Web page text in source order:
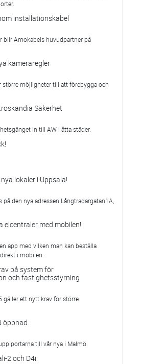
installationskabel
blir Amokabels huvudpartner på
kameraregler
större möjligheter till att förebygga och
Säkerhet
in till AW i åtta städer.
lokaler i Uppsala!
den nya adressen Långtradargatan1A,
elcentraler med mobilen!
app med vilken man kan beställa
i mobilen.
på system för
och fastighetsstyrning
gäller ett nytt krav för större
öppnad
portarna till vår nya i Malmö.
2 och D4i